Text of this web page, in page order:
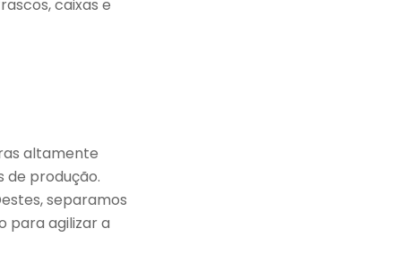
caixas e
altamente
de produção.
separamos
para agilizar a